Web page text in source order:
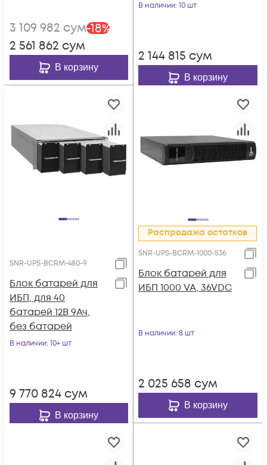
VA, серии Intelligent
3 109 982 сум-18%
2 561 862 сум
В корзину
В наличии: 10 шт
2 144 815 сум
В корзину
SNR-UPS-BCRM-480-9
Блок батарей для
ИБП, для 40
батарей 12В 9Ач,
без батарей
В наличии: 10+ шт
9 770 824 сум
В корзину
Распродажа остатков
SNR-UPS-BCRM-1000-S36
Блок батарей для
ИБП 1000 VA, 36VDC
В наличии: 8 шт
2 025 658 сум
В корзину